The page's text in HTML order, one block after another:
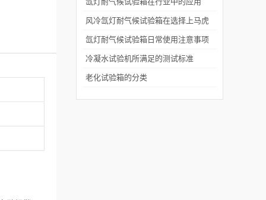
风冷氙灯耐气候试验箱在选择上马虎
不得
氙灯耐气候试验箱日常使用注意事项
冷凝水试验机所满足的测试标准
老化试验箱的分类